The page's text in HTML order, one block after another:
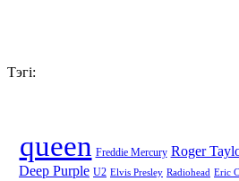
Тэгі:
queen Freddie Mercury Roger
Deep Purple U2 Elvis Presley Radiohead Eric